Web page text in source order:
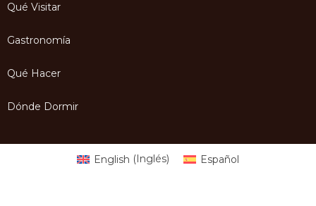
Qué Visitar
Gastronomía
Qué Hacer
Dónde Dormir
English ( Inglés) Español